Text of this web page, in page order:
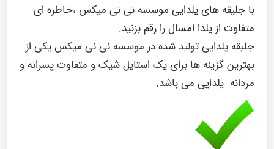
با جلیقه های یلدایی موسسه نی نی میکس ،خاطره ای
متفاوت از یلدا امسال را رقم بزنید.
جلیقه یلدایی تولید شده در موسسه نی نی میکس یکی از
بهترین گزینه ها برای یک استایل شیک و متفاوت پسرانه و
مردانه یلدایی می باشد.